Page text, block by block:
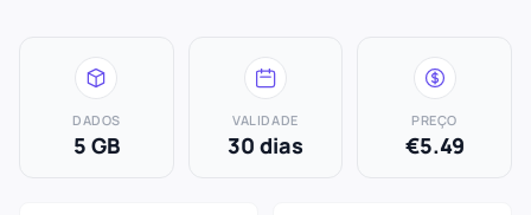
DADOS
5 GB
VALIDADE
30 dias
PREÇO
€5.49